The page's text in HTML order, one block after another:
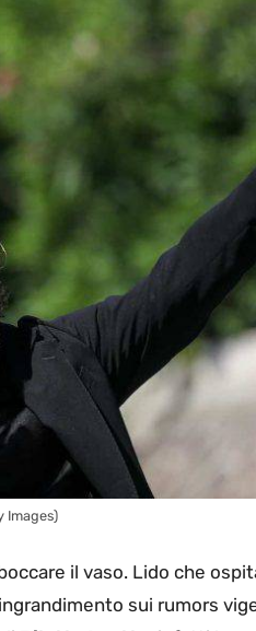
Images)
il vaso. Lido che
sui rumors